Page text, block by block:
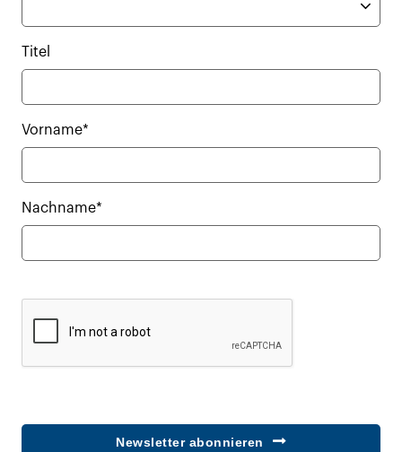
Titel
Vorname*
Nachname*
Newsletter abonnieren